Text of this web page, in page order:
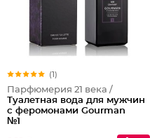
(1)
Парфюмерия 21 века /
Туалетная вода для мужчин
с феромонами Gourman
№1